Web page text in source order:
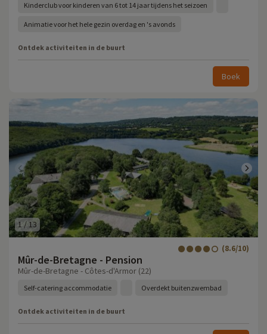
Kinderclub voor kinderen van 6 tot 14 jaar tijdens het seizoen
Animatie voor het hele gezin overdag en 's avonds
Ontdek activiteiten in de buurt
Boek
1 /13
Mûr-de-Bretagne - Pension
(8.6/10)
Mûr-de-Bretagne - Côtes-d'Armor (22)
Self-catering accommodatie Overdekt buitenzwembad
Ontdek activiteiten in de buurt